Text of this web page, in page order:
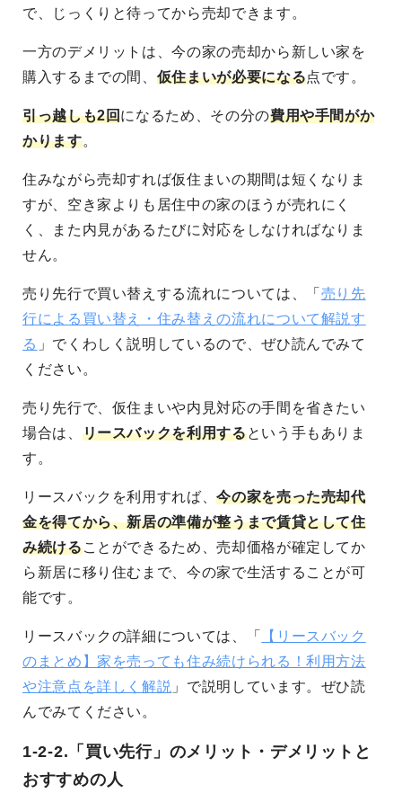
で、じっくりと待ってから売却できます。
一方のデメリットは、今の家の売却から新しい家を
購入するまでの間、 仮住まいが必要になる点です。
引っ越しも2回になるため、その分の費用や手間がか
かります。
住みながら売却すれば仮住まいの期間は短くなりま
すが、空き家よりも居住中の家のほうが売れにく
く、また内見があるたびに対応をしなければなりま
せん。
売り先行で買い替えする流れについては、「 売り先
行による買い替え・住み替えの流れについて解説す
る 」でくわしく説明しているので、ぜひ読んでみて
ください。
売り先行で、仮住まいや内見対応の手間を省きたい
場合は、 リースバックを利用するという手もありま
す。
リースバックを利用すれば、今の家を売った売却代
金を得てから、新居の準備が整うまで賃貸として住
み続けることができるため、売却価格が確定してか
ら新居に移り住むまで、今の家で生活することが可
能です。
リースバックの詳細については、「
【リースバック
のまとめ】家を売っても住み続けられる！利用方法
や注意点を詳しく解説 」で説明しています。ぜひ読
んでみてください。
1-2-2.「買い先行」のメリット・デメリットと
おすすめの人